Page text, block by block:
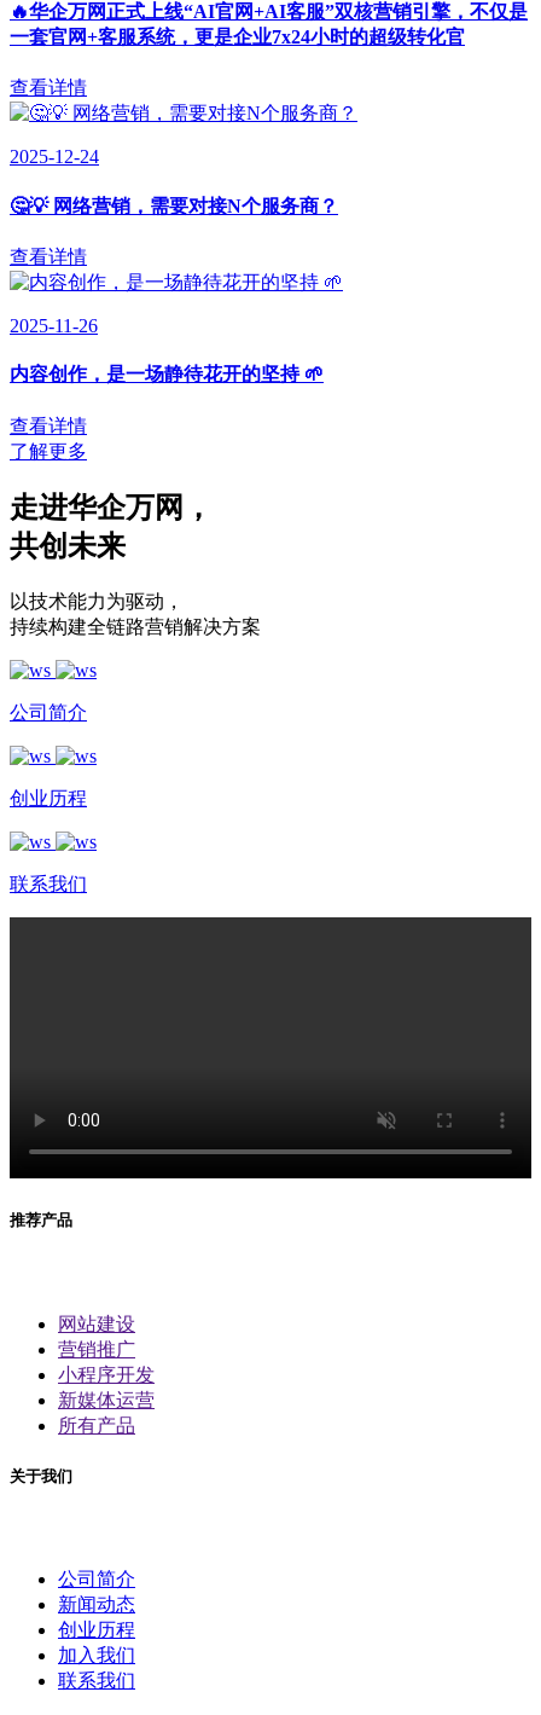
🔥华企万网正式上线“AI官网+AI客服”双核营销引擎，不仅是
一套官网+客服系统，更是企业7x24小时的超级转化官
查看详情
2025-12-24
🤔💡 网络营销，需要对接N个服务商？
查看详情
2025-11-26
内容创作，是一场静待花开的坚持 🌱
查看详情
了解更多
走进华企万网 ，
共创未来
以技术能力为驱动 ，
持续构建全链路营销解决方案
公司简介
创业历程
联系我们
推荐产品
网站建设
营销推广
小程序开发
新媒体运营
所有产品
关于我们
公司简介
新闻动态
创业历程
加入我们
联系我们